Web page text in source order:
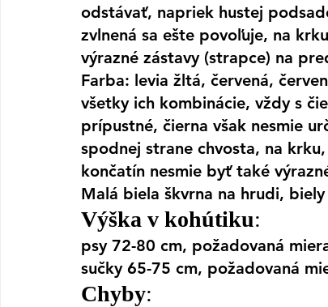
odstávať, napriek hustej
zvlnená sa ešte povoľuje, na
výrazné zástavy (strapce) na
Farba: levia žltá, červená,
všetky ich kombinácie, vždy s
prípustné, čierna však nesmie
spodnej strane chvosta, na
končatín nesmie byť také
Malá biela škvrna na hrudi,
Výška v kohútiku:
psy 72-80 cm, požadovaná
sučky 65-75 cm, požadovaná
Chyby: